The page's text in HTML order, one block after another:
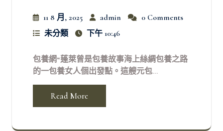
11 8 月, 2025 admin
0 Comments
未分類
下午 10:46
包養網“蓬萊曾是包養故事海上絲綢包養之路
的一包養女人個出發點。這艘元包...
Read More